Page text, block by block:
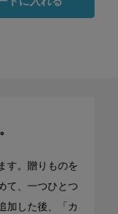
す。贈りものを
て、一つひとつ
加した後、「カ